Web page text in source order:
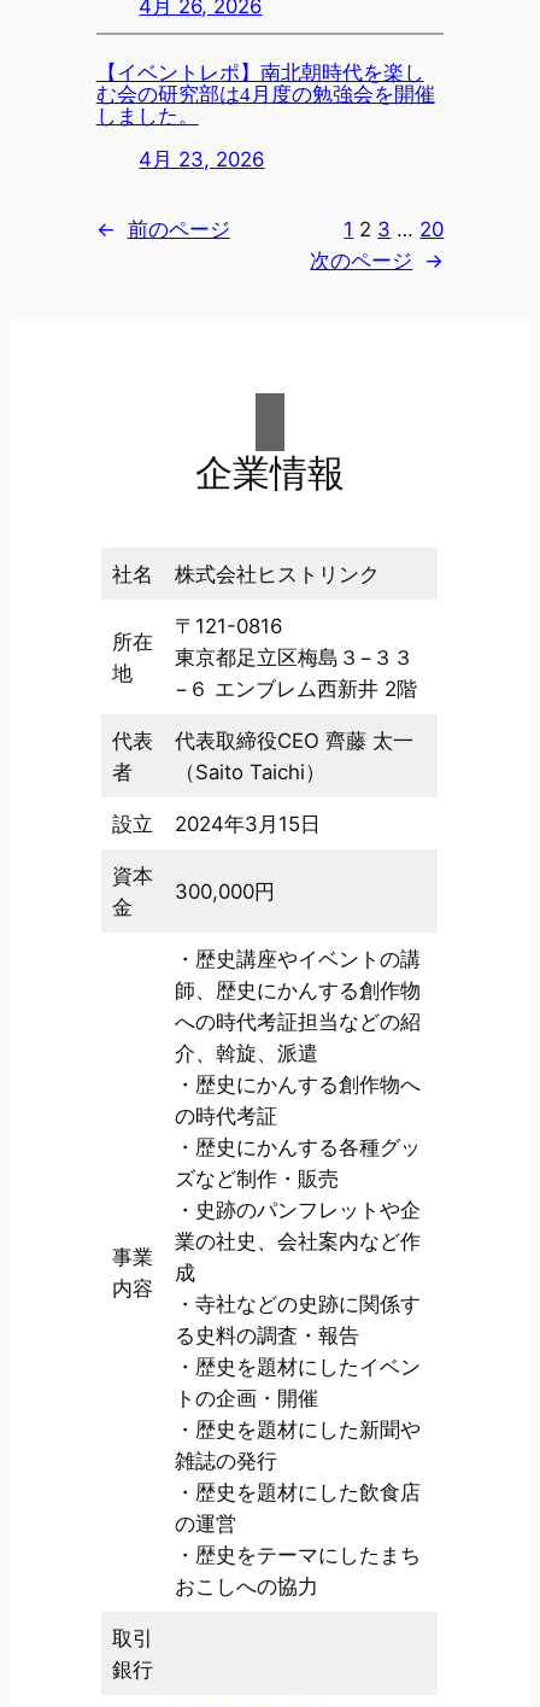
4月 26, 2026
【イベントレポ】南北朝時代を楽し
む会の研究部は4月度の勉強会を開催
しました。
4月 23, 2026
← 前のページ 1 2 3 … 20
次のページ
→
企業情報
社名 株式会社ヒストリンク
所在
地
〒121-0816
東京都足立区梅島３−３３
−６ エンブレム西新井 2階
代表
者
代表取締役CEO 齊藤 太一
（Saito Taichi）
設立 2024年3月15日
資本
金
300,000円
事業
内容
・歴史講座やイベントの講
師、歴史にかんする創作物
への時代考証担当などの紹
介、斡旋、派遣
・歴史にかんする創作物へ
の時代考証
・歴史にかんする各種グッ
ズなど制作・販売
・史跡のパンフレットや企
業の社史、会社案内など作
成
・寺社などの史跡に関係す
る史料の調査・報告
・歴史を題材にしたイベン
トの企画・開催
・歴史を題材にした新聞や
雑誌の発行
・歴史を題材にした飲食店
の運営
・歴史をテーマにしたまち
おこしへの協力
取引
銀行